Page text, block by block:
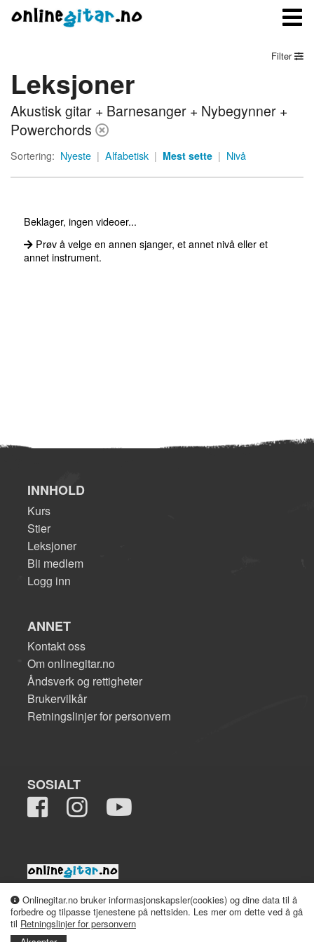
Meny
Logg inn
Bli medlem
Om onlinegitar.no
Filter
Leksjoner
Akustisk gitar + Barnesanger + Nybegynner +
Powerchords
Sortering: Nyeste | Alfabetisk | Mest sette | Nivå
Beklager, ingen videoer...
Prøv å velge en annen sjanger, et annet nivå eller et
annet instrument.
Onlinegitar.no bruker informasjonskapsler(cookies) og dine data til å
forbedre og tilpasse tjenestene på nettsiden. Les mer om dette ved å gå
til Retningslinjer for personvern
INNHOLD
Kurs
Stier
Leksjoner
Bli medlem
Logg inn
ANNET
Kontakt oss
Om onlinegitar.no
Åndsverk og rettigheter
Brukervilkår
Retningslinjer for personvern
SOSIALT
2008-2026 onlinegitar.no